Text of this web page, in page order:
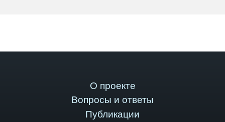
О проекте
Вопросы и ответы
Публикации